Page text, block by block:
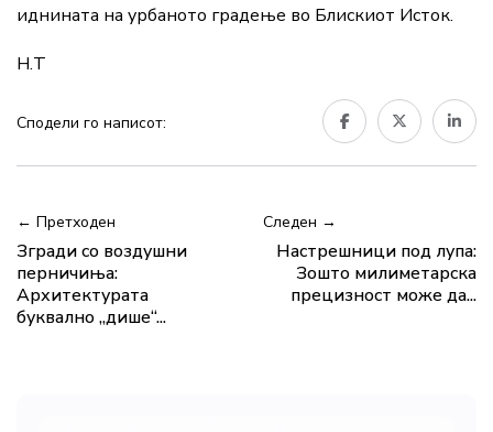
иднината на урбаното градење во Блискиот Исток.
Н.Т
Сподели го написот:
← Претходен
Згради со воздушни
перничиња:
Архитектурата
буквално „дише“...
Следен →
Настрешници под лупа:
Зошто милиметарска
прецизност може да...